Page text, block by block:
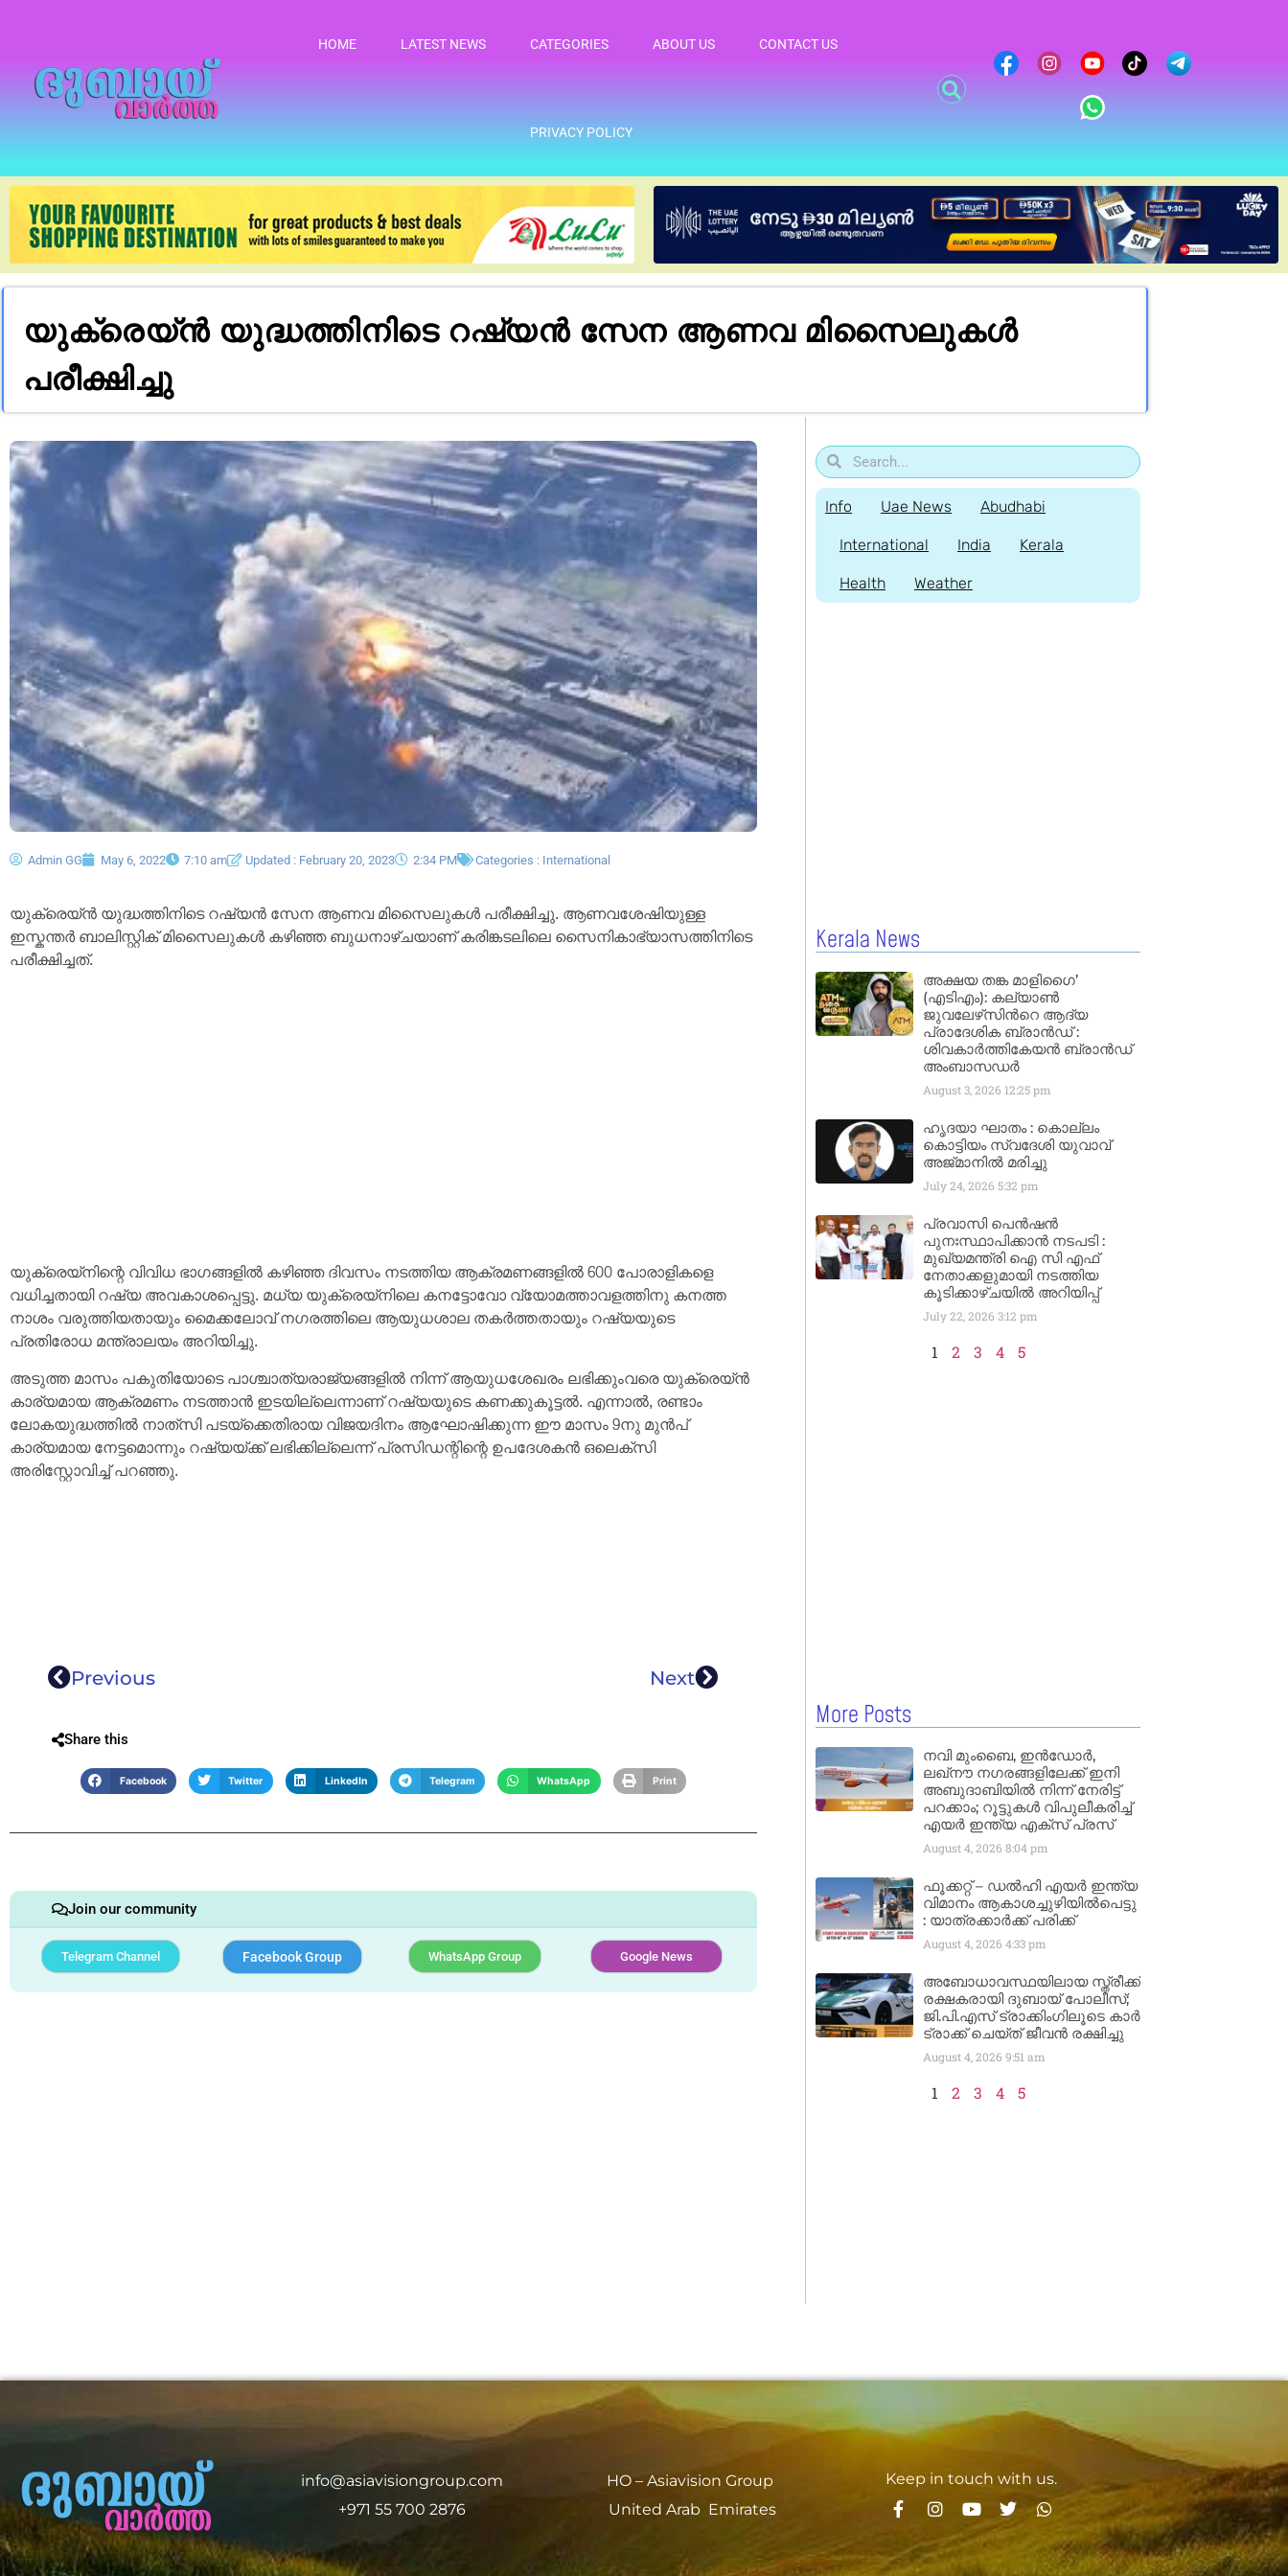
HOME LATEST NEWS CATEGORIES ABOUT US CONTACT US
PRIVACY POLICY
യുക്രെയ്ൻ യുദ്ധത്തിനിടെ റഷ്യൻ സേന ആണവ മിസൈലുകൾ
പരീക്ഷിച്ചു
Admin GG May 6, 2022 7:10 am Updated : February 20, 2023 2:34 PM Categories : International
യുക്രെയ്ൻ യുദ്ധത്തിനിടെ റഷ്യൻ സേന ആണവ മിസൈലുകൾ പരീക്ഷിച്ചു. ആണവശേഷിയുള്ള
ഇസ്കന്തർ ബാലിസ്റ്റിക് മിസൈലുകൾ കഴിഞ്ഞ ബുധനാഴ്ചയാണ് കരിങ്കടലിലെ സൈനികാഭ്യാസത്തിനിടെ
പരീക്ഷിച്ചത്.
യുക്രെയ്നിന്റെ വിവിധ ഭാഗങ്ങളിൽ കഴിഞ്ഞ ദിവസം നടത്തിയ ആക്രമണങ്ങളിൽ 600 പോരാളികളെ
വധിച്ചതായി റഷ്യ അവകാശപ്പെട്ടു. മധ്യ യുക്രെയ്നിലെ കനട്ടോവോ വ്യോമത്താവളത്തിനു കനത്ത
നാശം വരുത്തിയതായും മൈക്കലോവ് നഗരത്തിലെ ആയുധശാല തകർത്തതായും റഷ്യയുടെ
പ്രതിരോധ മന്ത്രാലയം അറിയിച്ചു.
അടുത്ത മാസം പകുതിയോടെ പാശ്ചാത്യരാജ്യങ്ങളിൽ നിന്ന് ആയുധശേഖരം ലഭിക്കുംവരെ യുക്രെയ്ൻ
കാര്യമായ ആക്രമണം നടത്താൻ ഇടയില്ലെന്നാണ് റഷ്യയുടെ കണക്കുകൂട്ടൽ. എന്നാൽ, രണ്ടാം
ലോകയുദ്ധത്തിൽ നാത്‍സി പടയ്ക്കെതിരായ വിജയദിനം ആഘോഷിക്കുന്ന ഈ മാസം 9നു മുൻപ്
കാര്യമായ നേട്ടമൊന്നും റഷ്യയ്ക്ക് ലഭിക്കില്ലെന്ന് പ്രസിഡന്റിന്റെ ഉപദേശകൻ ഒലെക്സി
അരിസ്റ്റോവിച്ച് പറഞ്ഞു.
Previous Next
Share this
Facebook Twitter LinkedIn Telegram WhatsApp Print
Join our community
Telegram Channel Facebook Group WhatsApp Group Google News
Info Uae News Abudhabi
International India Kerala
Health Weather
Kerala News
അക്ഷയ തങ്ക മാളിഗൈ’
(എടിഎം): കല്യാണ്‍
ജുവലേഴ്‌സിന്‍റെ ആദ്യ
പ്രാദേശിക ബ്രാന്‍ഡ് :
ശിവകാര്‍ത്തികേയന്‍ ബ്രാന്‍ഡ്
അംബാസഡര്‍
August 3, 2026 12:25 pm
ഹൃദയാ ഘാതം : കൊല്ലം
കൊട്ടിയം സ്വദേശി യുവാവ്
അജ്മാനിൽ മരിച്ചു
July 24, 2026 5:32 pm
പ്രവാസി പെൻഷൻ
പുനഃസ്ഥാപിക്കാൻ നടപടി :
മുഖ്യമന്ത്രി ഐ സി എഫ്
നേതാക്കളുമായി നടത്തിയ
കൂടിക്കാഴ്ചയിൽ അറിയിപ്പ്
July 22, 2026 3:12 pm
1 2 3 4 5
More Posts
നവി മുംബൈ, ഇൻഡോർ,
ലഖ്നൗ നഗരങ്ങളിലേക്ക് ഇനി
അബുദാബിയിൽ നിന്ന് നേരിട്ട്
പറക്കാം; റൂട്ടുകൾ വിപുലീകരിച്ച്
എയർ ഇന്ത്യ എക്സ് പ്രസ്
August 4, 2026 8:04 pm
ഫൂക്കറ്റ് – ഡൽഹി എയര്‍ ഇന്ത്യ
വിമാനം ആകാശച്ചുഴിയില്‍പെട്ടു
: യാത്രക്കാര്‍ക്ക് പരിക്ക്
August 4, 2026 4:33 pm
അബോധാവസ്ഥയിലായ സ്ത്രീക്ക്
രക്ഷകരായി ദുബായ് പോലീസ്;
ജി.പി.എസ് ട്രാക്കിംഗിലൂടെ കാർ
ട്രാക്ക് ചെയ്ത് ജീവൻ രക്ഷിച്ചു
August 4, 2026 9:51 am
1 2 3 4 5
info@asiavisiongroup.com
+971 55 700 2876
HO – Asiavision Group
United Arab Emirates
Keep in touch with us.